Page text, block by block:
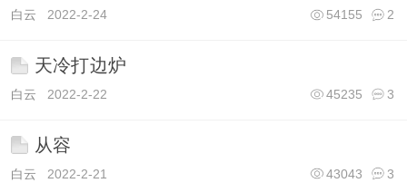
白云 2022-2-24 2
54155
天冷打边炉
白云 2022-2-22 3
45235
从容
白云 2022-2-21 3
43043